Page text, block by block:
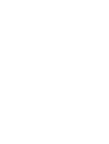
bossen,
Heb je
snel